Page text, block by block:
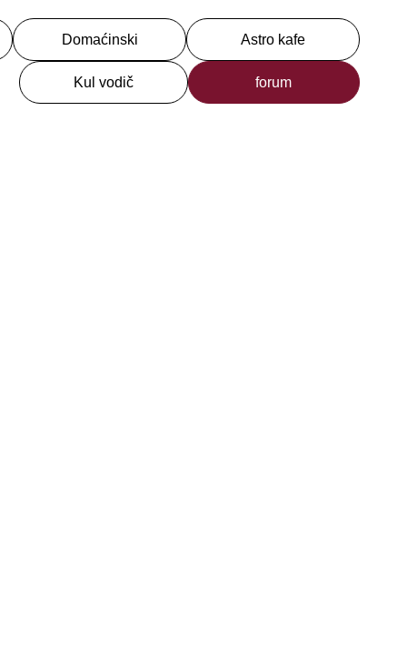
Domaćinski Astro kafe
Kul vodič forum